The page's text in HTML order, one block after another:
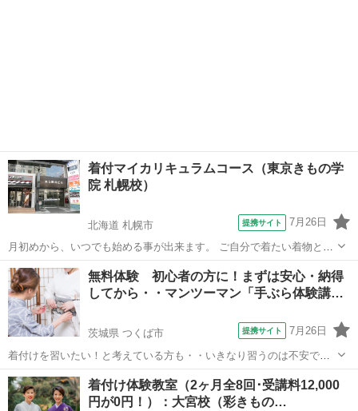
着付マイカリキュラムコース（東京きもの学
院 札幌校）
北海道 札幌市 提携サイト 7月26日
月初めから、いつでも始める事が出来ます。 ご自分で着たい着物とそ
れに合わせた帯結びを学ぶことが出来ます。成人式に振袖を着たい、
結婚式までに留袖を着たいなど目的別に学べます。レベルUPをして行
きたい方には相手に着せる事を学ぶ上...
北海道 札幌市 着付け
無料体験 初心者の方に！まずは安心・納得
してから・・マンツーマン「手ぶら体験講…
茨城県 つくば市 提携サイト 7月26日
着付けを習いたい！と考えている方も・・いきなり習うのは不安です
よね！？ どんなお稽古？どんな先生？自分で出来るかしら！？ そこで
まずは・・お気軽に「マンツーマン体験」をご予約・ご受講下さい 自
分で綺麗に着たい！人にも着付...
茨城 つくば市 着付け
着付け体験教室（2ヶ月全8回･受講料12,000
円が0円！）：大宮校（彩きもの…